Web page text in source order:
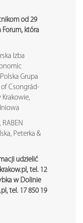
od 29
która
Izba
Grupa
Csongrád-
Krakowie,
RABEN
Peterka &
udzielić
tel. 12
w Dolinie
tel. 17 850 19